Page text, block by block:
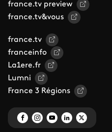
france.tv preview
france.tv&vous
france.tv
franceinfo
La1ere.fr
Lumni
France 3 Régions